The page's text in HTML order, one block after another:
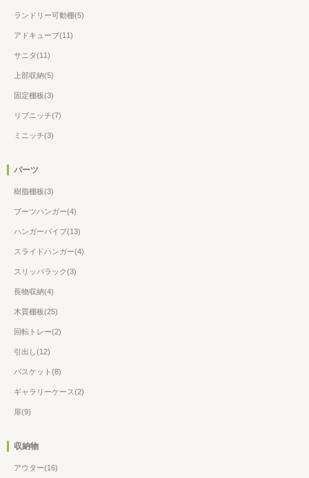
ランドリー可動棚(5)
アドキューブ(11)
サニタ(11)
上部収納(5)
固定棚板(3)
リブニッチ(7)
ミニッチ(3)
パーツ
樹脂棚板(3)
ブーツハンガー(4)
ハンガーパイプ(13)
スライドハンガー(4)
スリッパラック(3)
長物収納(4)
木質棚板(25)
回転トレー(2)
引出し(12)
バスケット(8)
ギャラリーケース(2)
扉(9)
収納物
アウター(16)